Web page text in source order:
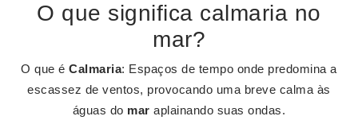
O que significa calmaria no
mar?
O que éCalmaria: Espaços de tempo onde predomina a
escassez de ventos, provocando uma breve calma às
águas do mar aplainando suas ondas.